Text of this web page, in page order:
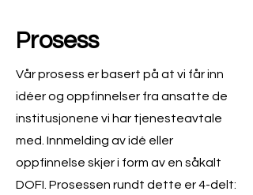
Prosess
Vår prosess er basert på at vi får inn
idéer og oppfinnelser fra ansatte de
institusjonene vi har tjenesteavtale
med. Innmelding av idé eller
oppfinnelse skjer i form av en såkalt
DOFI. Prosessen rundt dette er 4-delt: